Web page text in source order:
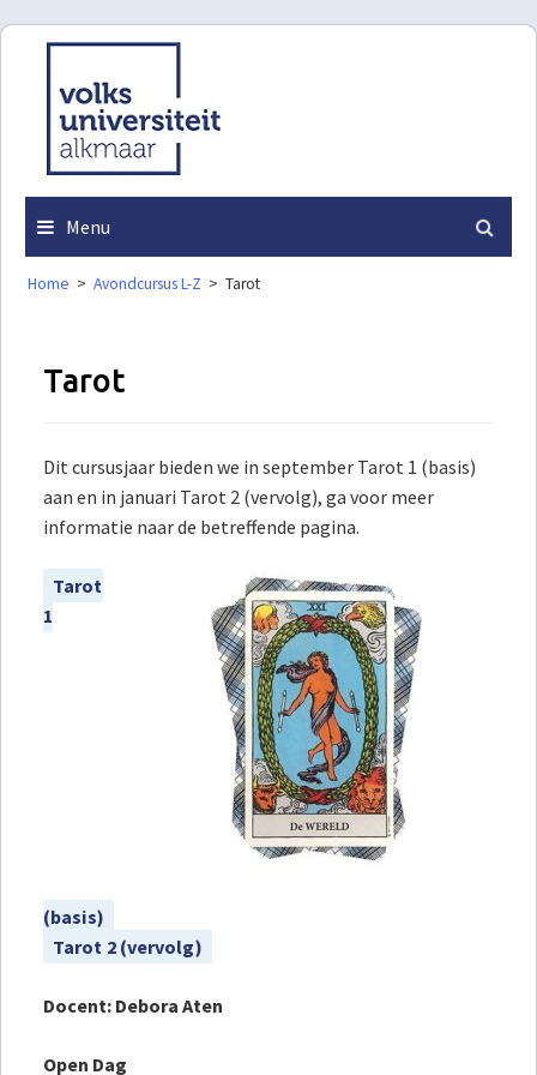
Skip
content
Menu
Home > Avondcursus L-Z > Tarot
Tarot
Dit cursusjaar bieden we in september Tarot 1 (basis)
aan en in januari Tarot 2 (vervolg), ga voor meer
informatie naar de betreffende pagina.
Tarot
1
(basis)
Tarot 2 (vervolg)
Docent: Debora Aten
Open Dag